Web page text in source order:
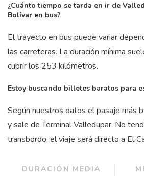
¿Cuánto tiempo se tarda en ir de
Bolívar en bus?
El trayecto en bus puede variar
las carreteras. La duración mínima
cubrir los 253 kilómetros.
Estoy buscando billetes baratos para
Según nuestros datos el pasaje más
y sale de Terminal Valledupar. No
transbordo, el viaje será directo a El
DURACIÓN MEDIA